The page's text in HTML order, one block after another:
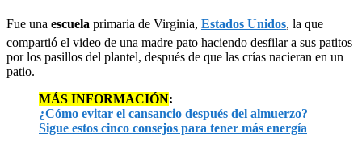
Fue una escuela primaria de Virginia, Estados Unidos, la que
compartió el video de una madre pato haciendo desfilar a sus patitos
por los pasillos del plantel, después de que las crías nacieran en un
patio.
MÁS INFORMACIÓN:
¿Cómo evitar el cansancio después del almuerzo?
Sigue estos cinco consejos para tener más energía